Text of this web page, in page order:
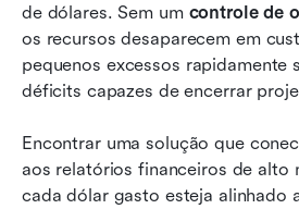
de dólares. Sem um controle de
os recursos desaparecem em
pequenos excessos rapidamente
déficits capazes de encerrar
Encontrar uma solução que
aos relatórios financeiros de alto
cada dólar gasto esteja alinhado
Como escolher a ferramenta
acompanhamento de
Desafios comuns de
Conclusão
Perguntas frequentes